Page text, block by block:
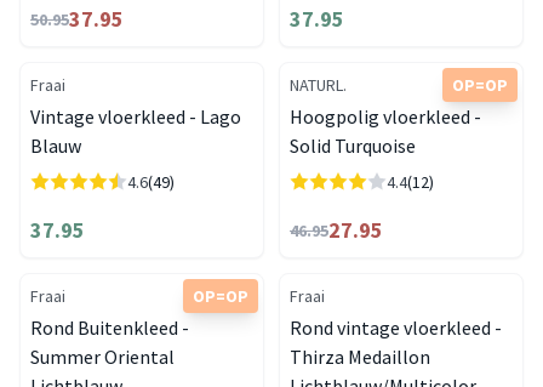
50.9537.95 37.95
Fraai
Vintage vloerkleed - Lago
Blauw
4.6(49)
37.95
OP=OP
NATURL.
Hoogpolig vloerkleed -
Solid Turquoise
4.4(12)
46.9527.95
OP=OP
Fraai
Rond Buitenkleed -
Summer Oriental
Fraai
Rond vintage vloerkleed -
Thirza Medaillon